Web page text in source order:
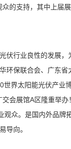
的支持，其中上届
伏行业良性的发展
环保联合会、广东
世界太阳能光伏产
会展馆A区隆重举
众。是国内外品牌
导向。